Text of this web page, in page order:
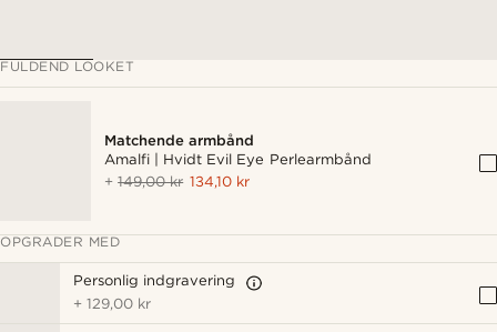
FULDEND LOOKET
Matchende armbånd
Amalfi | Hvidt Evil Eye Perlearmbånd
+149,00 kr 134,10 kr
OPGRADER MED
Personlig indgravering
+129,00 kr